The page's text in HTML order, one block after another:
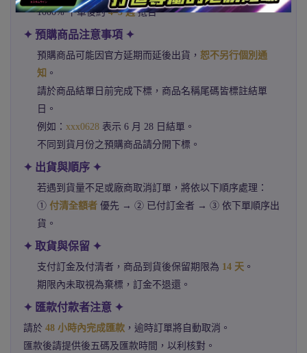
1000% 下單後約4–5 週抵台
✦ 預購商品注意事項 ✦
預購商品可能因官方延期而延後出貨， 恕不另行個別通
知 。
請於商品結單日前完成下標，商品名稱尾碼皆標註結單
日。
例如： xxx0628 表示 6 月 28 日結單。
不同到貨月份之預購商品請分開下標。
✦ 出貨與順序 ✦
若遇到貨量不足或廠商取消訂單，將依以下順序處理：
① 付清全額者 優先 → ② 已付訂金者 → ③ 依下單順序出
貨。
✦ 取貨與保留 ✦
支付訂金及付清者，商品到貨後保留期限為 14 天 。
期限內未取視為棄標，訂金不退還。
✦ 匯款付款者注意 ✦
請於 48 小時內完成匯款 ，逾時訂單將自動取消。
匯款後請提供後五碼及匯款時間，以利核對。